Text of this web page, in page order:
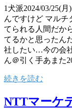
1犬派2024/03/25(
んですけど マルチ
てられる人間だか
てるかと思ったん
社したい…今の会
ん＠引く手あまた
続きを読む
NTTマーケ